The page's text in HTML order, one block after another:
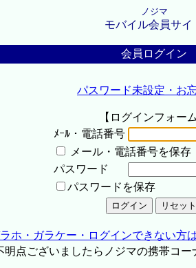
ノジマ
モバイル会員サイ
会員ログイン
パスワード未設定・お
【ログインフォーム
ﾒｰﾙ・電話番号
メール・電話番号を保存
パスワード
パスワードを保存
ホ・ガラケー・ログインできない方
点ございましたらノジマの携帯コー